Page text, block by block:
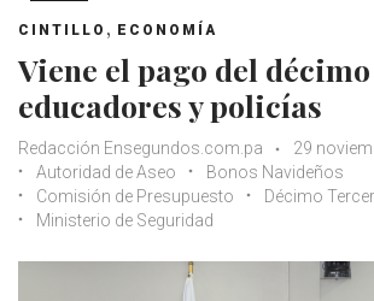
CINTILLO , ECONOMÍA
Viene el pago del
educadores y policías
Redacción Ensegundos.com.pa
29
Autoridad de Aseo
Bonos Navideños
Comisión de Presupuesto
Décimo
Ministerio de Seguridad